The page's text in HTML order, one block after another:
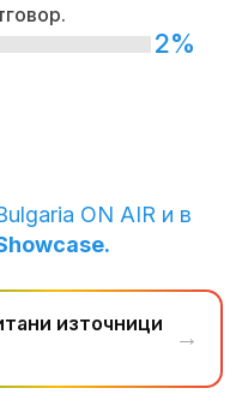
2%
ON AIR и в
източници
→